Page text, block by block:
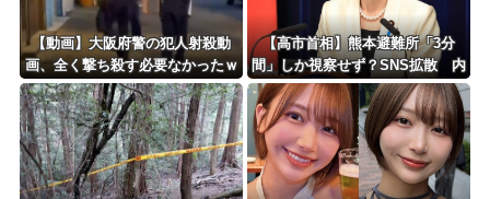
【動画】大阪府警の犯人射殺動
画、全く撃ち殺す必要なかったｗ
ｗｗｗｗｗｗｗｗｗｗ
【高市首相】熊本避難所「3分
間」しか視察せず？SNS拡散 内
閣広報官「51分間」だと否定